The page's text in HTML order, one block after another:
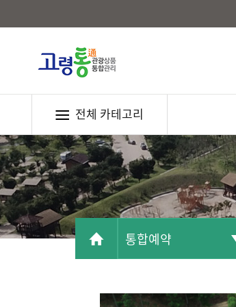
전체 카테고리
통합예약